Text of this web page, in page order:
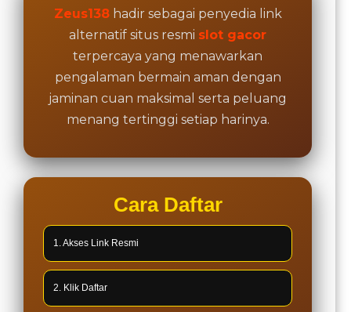
Zeus138hadir sebagai penyedia link
alternatif situs resmi slot gacor
terpercaya yang menawarkan
pengalaman bermain aman dengan
jaminan cuan maksimal serta peluang
menang tertinggi setiap harinya.
Cara Daftar
1. Akses Link Resmi
2. Klik Daftar